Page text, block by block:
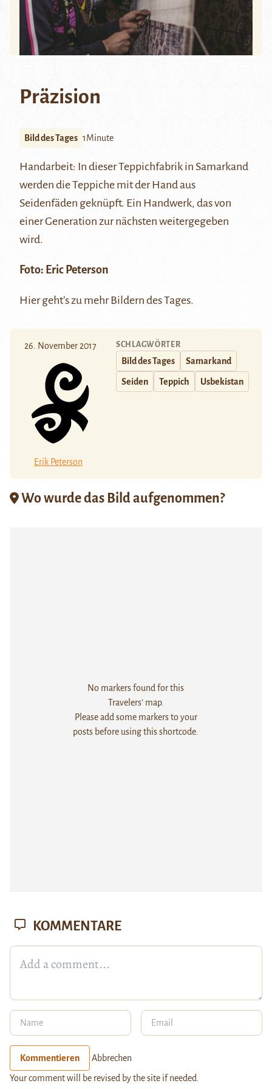
Präzision
Bild des Tages 1Minute
Handarbeit: In dieser Teppichfabrik in Samarkand
werden die Teppiche mit der Hand aus
Seidenfäden geknüpft. Ein Handwerk, das von
einer Generation zur nächsten weitergegeben
wird.
Foto: Eric Peterson
Hiergeht’s zu mehr Bildern des Tages.
26. November 2017
Erik Peterson
SCHLAGWÖRTER
Bild des Tages Samarkand
Seiden Teppich Usbekistan
Wo wurde das Bild aufgenommen?
No markers found for this
Travelers' map.
Please add some markers to your
posts before using this shortcode.
KOMMENTARE
Kommentieren Abbrechen
Your comment will be revised by the site if needed.